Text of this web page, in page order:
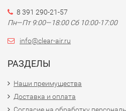
8 391 290-21-57
Пн—Пт 9:00—18:00 Сб 10:00-17:00
info@clear-air.ru
РАЗДЕЛЫ
Наши преимущества
Доставка и оплата